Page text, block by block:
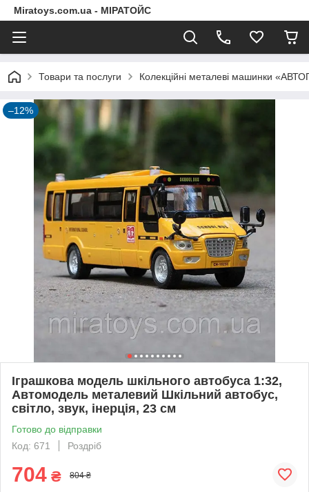
Miratoys.com.ua - МІРАТОЙС
Товари та послуги Колекційні металеві машинки
–12%
Іграшкова модель шкільного автобуса 1:32,
Автомодель металевий Шкільний автобус,
світло, звук, інерція, 23 см
Готово до відправки
Код: 671
Роздріб
704 ₴ 804 ₴